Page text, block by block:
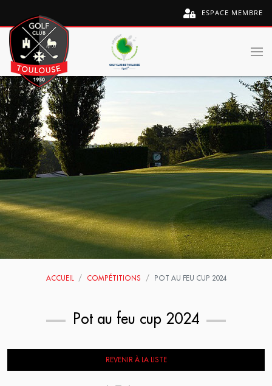
ESPACE MEMBRE
ACCUEIL COMPÉTITIONS POT AU FEU CUP 2024
Pot au feu cup 2024
REVENIR À LA LISTE